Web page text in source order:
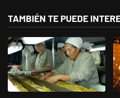
TAMBIÉN TE PUEDE